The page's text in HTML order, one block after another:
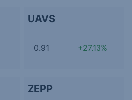
UAVS
0.91 +27.13%
ZEPP